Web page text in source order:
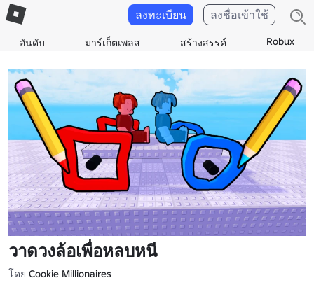
อันดับ มาร์เก็ตเพลส สร้างสรรค์ Robux
ลงทะเบียน ลงชื่อเข้าใช้
วาดวงล้อเพื่อหลบหนี
โดย Cookie Millionaires